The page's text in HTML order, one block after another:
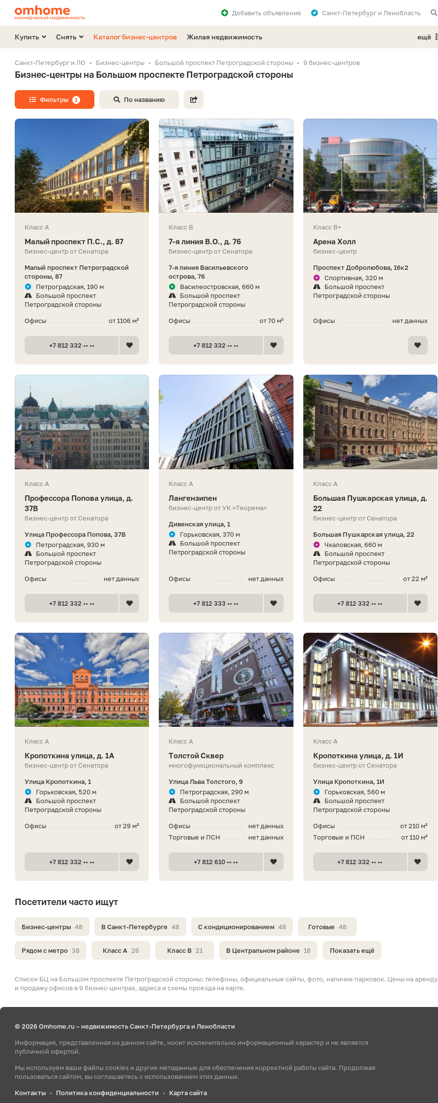
Санкт-Петербург и Ленобласть
Добавитьобъявление
Купить Снять Каталог бизнес-центров Жилая недвижимость ещё
Санкт-Петербург и ЛО Бизнес-центры Большой проспект Петроградской стороны 9 бизнес-центров
Бизнес-центры на Большом проспекте Петроградской стороны
Фильтры 1 По названию
Список БЦ на Большом проспекте Петроградской стороны: телефоны, официальные сайты, фото, наличие парковок. Цены на аренду
и продажу офисов в 9 бизнес-центрах, адреса и схемы проезда на карте.
Посетители часто ищут
Бизнес-центры 48 В Санкт-Петербурге 48 С кондиционированием 48 Готовые 48
Рядом с метро 38 Класс A 26 Класс B 21 В Центральном районе 16 Показать ещё
Класс A
Малый проспект П.С., д. 87
бизнес-центр от Сенатора
Малый проспект Петроградской
стороны, 87
Петроградская, 190 м
Большой проспект
Петроградской стороны
от 1106 м²
Офисы
+7 812 332 •• ••
Класс B
7-я линия В.О., д. 76
бизнес-центр от Сенатора
7-я линия Васильевского
острова, 76
Василеостровская, 660 м
Большой проспект
Петроградской стороны
от 70 м²
Офисы
+7 812 332 •• ••
Класс B+
Арена Холл
бизнес-центр
Проспект Добролюбова, 16к2
Спортивная, 320 м
Большой проспект
Петроградской стороны
нет данных
Офисы
Класс A
Профессора Попова улица, д.
37В
бизнес-центр от Сенатора
Улица Профессора Попова, 37В
Петроградская, 930 м
Большой проспект
Петроградской стороны
нет данных
Офисы
+7 812 332 •• ••
Класс A
Лангензипен
бизнес-центр от УК «Теорема»
Дивенская улица, 1
Горьковская, 370 м
Большой проспект
Петроградской стороны
нет данных
Офисы
+7 812 333 •• ••
Класс A
Большая Пушкарская улица, д.
22
бизнес-центр от Сенатора
Большая Пушкарская улица, 22
Чкаловская, 660 м
Большой проспект
Петроградской стороны
от 22 м²
Офисы
+7 812 332 •• ••
Класс A
Кропоткина улица, д. 1A
бизнес-центр от Сенатора
Улица Кропоткина, 1
Горьковская, 520 м
Большой проспект
Петроградской стороны
от 29 м²
Офисы
+7 812 332 •• ••
Класс A
Толстой Сквер
многофункциональный комплекс
Улица Льва Толстого, 9
Петроградская, 290 м
Большой проспект
Петроградской стороны
нет данных
Офисы
нет данных
Торговые и ПСН
+7 812 610 •• ••
Класс A
Кропоткина улица, д. 1И
бизнес-центр от Сенатора
Улица Кропоткина, 1И
Горьковская, 560 м
Большой проспект
Петроградской стороны
от 210 м²
Офисы
от 110 м²
Торговые и ПСН
+7 812 332 •• ••
© 2026 Omhome.ru – недвижимость Санкт-Петербурга и Ленобласти
Информация, представленная на данном сайте, носит исключительно информационный характер и не является
публичной офертой.
Мы используем ваши файлы cookies и другие метаданные для обеспечения корректной работы сайта. Продолжая
пользоваться сайтом, вы соглашаетесь с использованием этих данных.
Контакты • Политика конфиденциальности • Карта сайта